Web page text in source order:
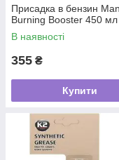
Присадка в бензин
Burning Booster 450 мл
В наявності
355 ₴
Купити